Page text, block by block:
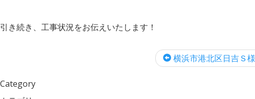
引き続き、工事状況をお伝えいたします！
横浜市港北区日吉Ｓ様
Category